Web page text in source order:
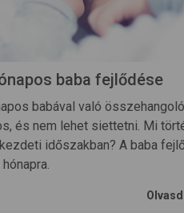
baba fejlődése
babával való
és nem lehet siettetni. Mi
időszakban? A baba